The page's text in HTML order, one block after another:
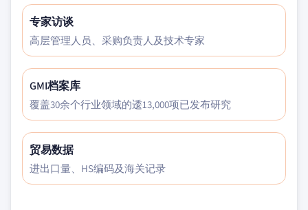
专家访谈
高层管理人员、采购负责人及技术专家
GMI档案库
覆盖30余个行业领域的逶13,000项已发布研究
贸易数据
进出口量、HS编码及海关记录